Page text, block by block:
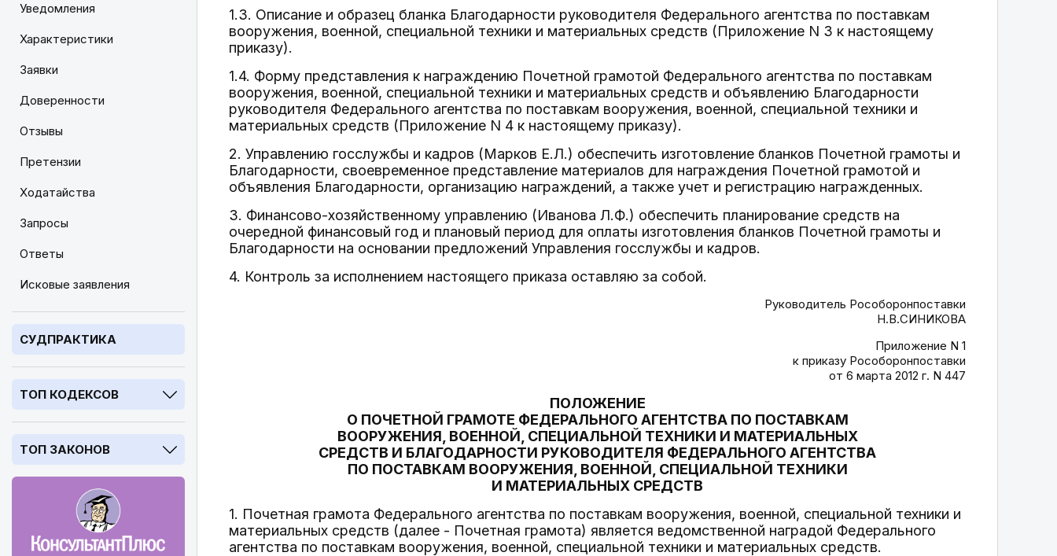
Уведомления
Характеристики
Заявки
Доверенности
Отзывы
Претензии
Ходатайства
Запросы
Ответы
Исковые заявления
СУДПРАКТИКА
ТОП КОДЕКСОВ
ТОП ЗАКОНОВ
1.3. Описание и образец бланка Благодарности руководителя Федерального агентства по поставкам
вооружения, военной, специальной техники и материальных средств (Приложение N 3 к настоящему
приказу).
1.4. Форму представления к награждению Почетной грамотой Федерального агентства по поставкам
вооружения, военной, специальной техники и материальных средств и объявлению Благодарности
руководителя Федерального агентства по поставкам вооружения, военной, специальной техники и
материальных средств (Приложение N 4 к настоящему приказу).
2. Управлению госслужбы и кадров (Марков Е.Л.) обеспечить изготовление бланков Почетной грамоты и
Благодарности, своевременное представление материалов для награждения Почетной грамотой и
объявления Благодарности, организацию награждений, а также учет и регистрацию награжденных.
3. Финансово-хозяйственному управлению (Иванова Л.Ф.) обеспечить планирование средств на
очередной финансовый год и плановый период для оплаты изготовления бланков Почетной грамоты и
Благодарности на основании предложений Управления госслужбы и кадров.
4. Контроль за исполнением настоящего приказа оставляю за собой.
Руководитель Рособоронпоставки
Н.В.СИНИКОВА
Приложение N 1
к приказу Рособоронпоставки
от 6 марта 2012 г. N 447
ПОЛОЖЕНИЕ
О ПОЧЕТНОЙ ГРАМОТЕ ФЕДЕРАЛЬНОГО АГЕНТСТВА ПО ПОСТАВКАМ
ВООРУЖЕНИЯ, ВОЕННОЙ, СПЕЦИАЛЬНОЙ ТЕХНИКИ И МАТЕРИАЛЬНЫХ
СРЕДСТВ И БЛАГОДАРНОСТИ РУКОВОДИТЕЛЯ ФЕДЕРАЛЬНОГО АГЕНТСТВА
ПО ПОСТАВКАМ ВООРУЖЕНИЯ, ВОЕННОЙ, СПЕЦИАЛЬНОЙ ТЕХНИКИ
И МАТЕРИАЛЬНЫХ СРЕДСТВ
1. Почетная грамота Федерального агентства по поставкам вооружения, военной, специальной техники и
материальных средств (далее - Почетная грамота) является ведомственной наградой Федерального
агентства по поставкам вооружения, военной, специальной техники и материальных средств.